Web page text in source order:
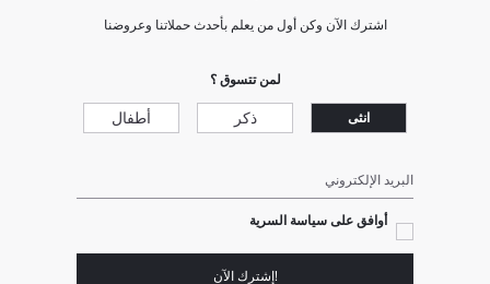
اشترك الآن وكن أول من يعلم بأحدث حملاتنا وعروضنا
لمن تتسوق ؟
انثى ذكر أطفال
البريد الإلكتروني
أوافق على سياسة السرية
!إشترك الآن